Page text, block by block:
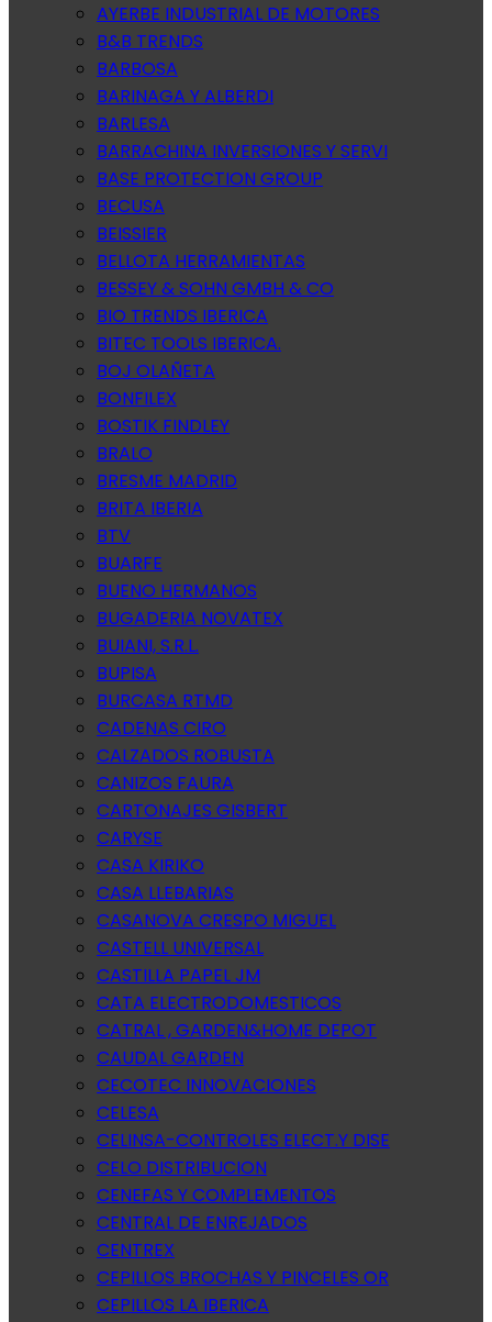
AYERBE INDUSTRIAL DE MOTORES
B&B TRENDS
BARBOSA
BARINAGA Y ALBERDI
BARLESA
BARRACHINA INVERSIONES Y SERVI
BASE PROTECTION GROUP
BECUSA
BEISSIER
BELLOTA HERRAMIENTAS
BESSEY & SOHN GMBH & CO
BIO TRENDS IBERICA
BITEC TOOLS IBERICA.
BOJ OLAÑETA
BONFILEX
BOSTIK FINDLEY
BRALO
BRESME MADRID
BRITA IBERIA
BTV
BUARFE
BUENO HERMANOS
BUGADERIA NOVATEX
BUIANI, S.R.L.
BUPISA
BURCASA RTMD
CADENAS CIRO
CALZADOS ROBUSTA
CANIZOS FAURA
CARTONAJES GISBERT
CARYSE
CASA KIRIKO
CASA LLEBARIAS
CASANOVA CRESPO MIGUEL
CASTELL UNIVERSAL
CASTILLA PAPEL JM
CATA ELECTRODOMESTICOS
CATRAL , GARDEN&HOME DEPOT
CAUDAL GARDEN
CECOTEC INNOVACIONES
CELESA
CELINSA-CONTROLES ELECT.Y DISE
CELO DISTRIBUCION
CENEFAS Y COMPLEMENTOS
CENTRAL DE ENREJADOS
CENTREX
CEPILLOS BROCHAS Y PINCELES OR
CEPILLOS LA IBERICA